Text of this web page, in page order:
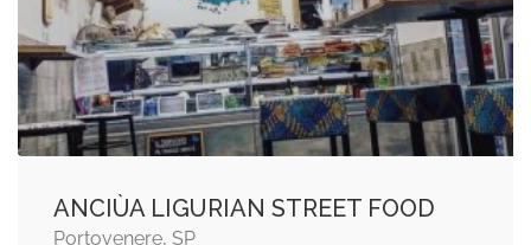
ANCIÙA LIGURIAN STREET FOOD
Portovenere, SP